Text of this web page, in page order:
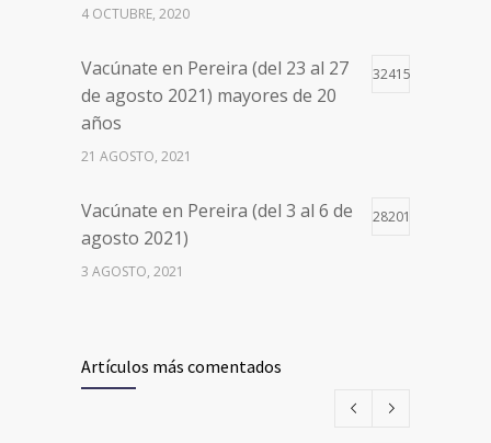
4 OCTUBRE, 2020
Vacúnate en Pereira (del 23 al 27
de agosto 2021) mayores de 20
años
32415
21 AGOSTO, 2021
Vacúnate en Pereira (del 3 al 6 de
agosto 2021)
28201
3 AGOSTO, 2021
de agosto 2021) mayores de 20
años
Artículos más comentados